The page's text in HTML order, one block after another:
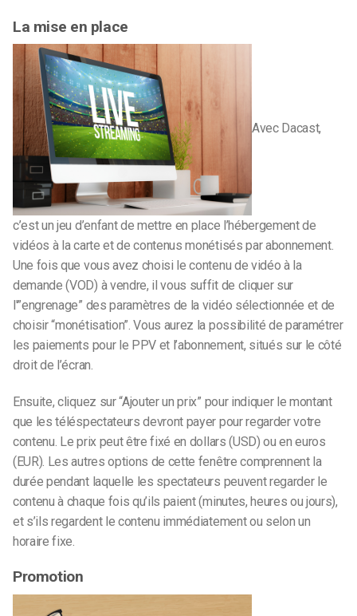
La mise en place
Avec Dacast,
c’est un jeu d’enfant de mettre en place l’hébergement de
vidéos à la carte et de contenus monétisés par abonnement.
Une fois que vous avez choisi le contenu de vidéo à la
demande (VOD) à vendre, il vous suffit de cliquer sur
l'”engrenage” des paramètres de la vidéo sélectionnée et de
choisir “monétisation”. Vous aurez la possibilité de paramétrer
les paiements pour le PPV et l’abonnement, situés sur le côté
droit de l’écran.
Ensuite, cliquez sur “Ajouter un prix” pour indiquer le montant
que les téléspectateurs devront payer pour regarder votre
contenu. Le prix peut être fixé en dollars (USD) ou en euros
(EUR). Les autres options de cette fenêtre comprennent la
durée pendant laquelle les spectateurs peuvent regarder le
contenu à chaque fois qu’ils paient (minutes, heures ou jours),
et s’ils regardent le contenu immédiatement ou selon un
horaire fixe.
Promotion